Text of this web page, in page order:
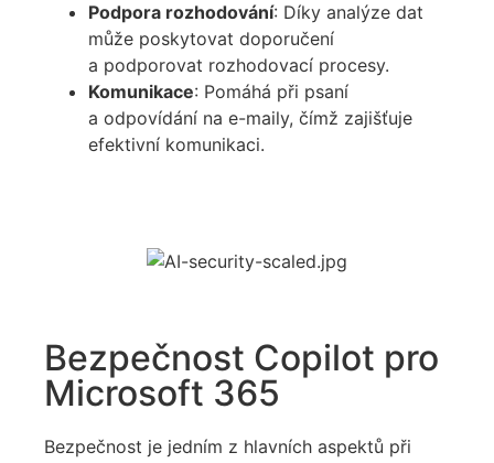
Podpora rozhodování: Díky analýze dat
může poskytovat doporučení
a podporovat rozhodovací procesy.
Komunikace: Pomáhá při psaní
a odpovídání na e-maily, čímž zajišťuje
efektivní komunikaci.
Bezpečnost Copilot pro
Microsoft 365
Bezpečnost je jedním z hlavních aspektů při